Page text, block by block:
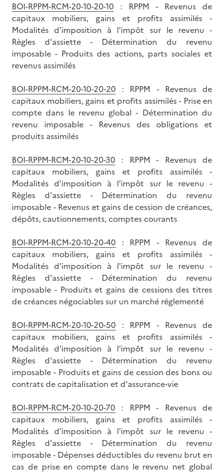
BOI-RPPM-RCM-20-10-20-10 : RPPM - Revenus de
capitaux mobiliers, gains et profits assimilés -
Modalités d'imposition à l'impôt sur le revenu -
Règles d'assiette - Détermination du revenu
imposable - Produits des actions, parts sociales et
revenus assimilés
BOI-RPPM-RCM-20-10-20-20 : RPPM - Revenus de
capitaux mobiliers, gains et profits assimilés - Prise en
compte dans le revenu global - Détermination du
revenu imposable - Revenus des obligations et
produits assimilés
BOI-RPPM-RCM-20-10-20-30 : RPPM - Revenus de
capitaux mobiliers, gains et profits assimilés -
Modalités d'imposition à l'impôt sur le revenu -
Règles d'assiette - Détermination du revenu
imposable - Revenus et gains de cession de créances,
dépôts, cautionnements, comptes courants
BOI-RPPM-RCM-20-10-20-40 : RPPM - Revenus de
capitaux mobiliers, gains et profits assimilés -
Modalités d'imposition à l'impôt sur le revenu -
Règles d'assiette - Détermination du revenu
imposable - Produits et gains de cessions des titres
de créances négociables sur un marché réglementé
BOI-RPPM-RCM-20-10-20-50 : RPPM - Revenus de
capitaux mobiliers, gains et profits assimilés -
Modalités d'imposition à l'impôt sur le revenu -
Règles d'assiette - Détermination du revenu
imposable - Produits et gains de cession des bons ou
contrats de capitalisation et d'assurance-vie
BOI-RPPM-RCM-20-10-20-70 : RPPM - Revenus de
capitaux mobiliers, gains et profits assimilés -
Modalités d'imposition à l'impôt sur le revenu -
Règles d'assiette - Détermination du revenu
imposable - Dépenses déductibles du revenu brut en
cas de prise en compte dans le revenu net global